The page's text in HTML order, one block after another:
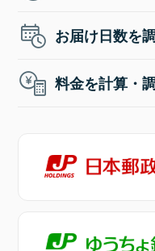
お届け日数を
料金を計算・